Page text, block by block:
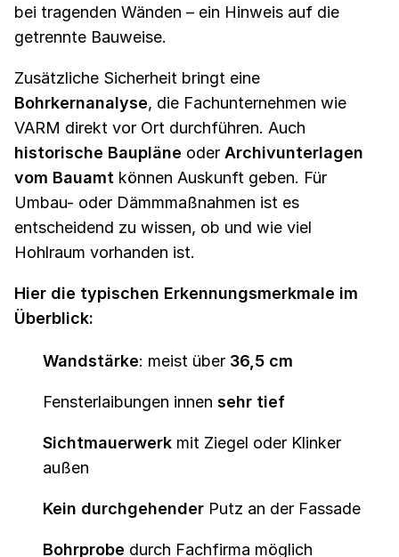
bei tragenden Wänden – ein Hinweis auf die
getrennte Bauweise.
Zusätzliche Sicherheit bringt eine
Bohrkernanalyse, die Fachunternehmen wie
VARM direkt vor Ort durchführen. Auch
historische Baupläne oder Archivunterlagen
vom Bauamt können Auskunft geben. Für
Umbau- oder Dämmmaßnahmen ist es
entscheidend zu wissen, ob und wie viel
Hohlraum vorhanden ist.
Hier die typischen Erkennungsmerkmale im
Überblick:
Wandstärke: meist über 36,5 cm
Fensterlaibungen innen sehr tief
Sichtmauerwerk mit Ziegel oder Klinker
außen
Kein durchgehender Putz an der Fassade
Bohrprobe durch Fachfirma möglich